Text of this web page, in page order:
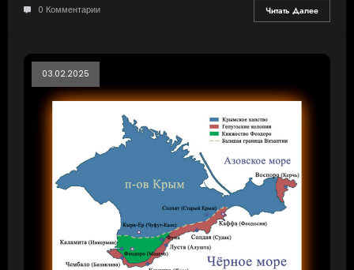
0 Комментарии Читать Далее
03.02.2025